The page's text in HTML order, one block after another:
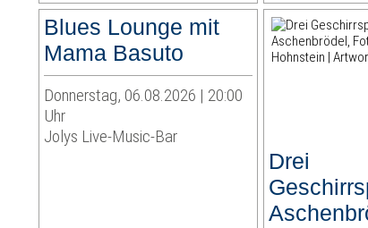
Blues Lounge mit
Mama Basuto
Donnerstag, 06.08.2026 | 20:00
Uhr
Jolys Live-Music-Bar
Drei